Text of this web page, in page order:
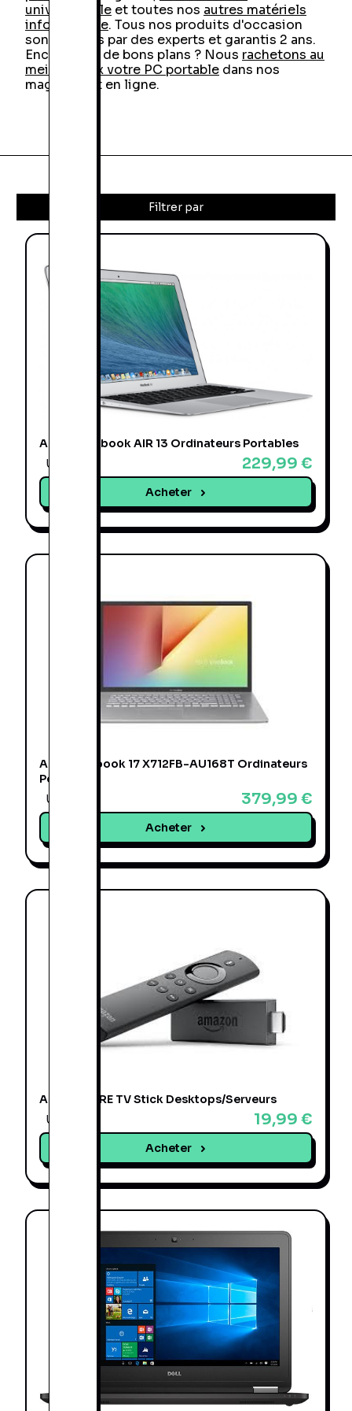
univers Apple et toutes nos autres matériels
informatique. Tous nos produits d'occasion
sont vérifiés par des experts et garantis 2 ans.
Encore plus de bons plans ? Nous rachetons au
meilleur prix votre PC portable dans nos
magasins et en ligne.
Filtrer par
Apple Macbook AIR 13 Ordinateurs Portables
Une offre
229,99 €
Acheter
Asus Vivobook 17 X712FB-AU168T Ordinateurs
Portables
Une offre
379,99 €
Acheter
Amazon FIRE TV Stick Desktops/Serveurs
Une offre
19,99 €
Acheter